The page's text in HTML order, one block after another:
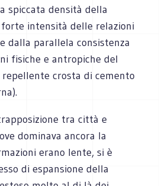
spiccata densità della
intensità delle relazioni
dalla parallela consistenza
fisiche e antropiche del
crosta di cemento
tra città e
dominava ancora la
erano lente, si è
di espansione della